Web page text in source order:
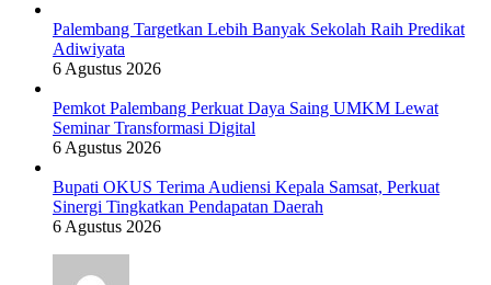
Palembang Targetkan Lebih Banyak Sekolah Raih Predikat
Adiwiyata
6 Agustus 2026
Pemkot Palembang Perkuat Daya Saing UMKM Lewat
Seminar Transformasi Digital
6 Agustus 2026
Bupati OKUS Terima Audiensi Kepala Samsat, Perkuat
Sinergi Tingkatkan Pendapatan Daerah
6 Agustus 2026